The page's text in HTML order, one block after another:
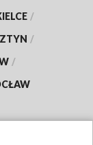
/
/
/